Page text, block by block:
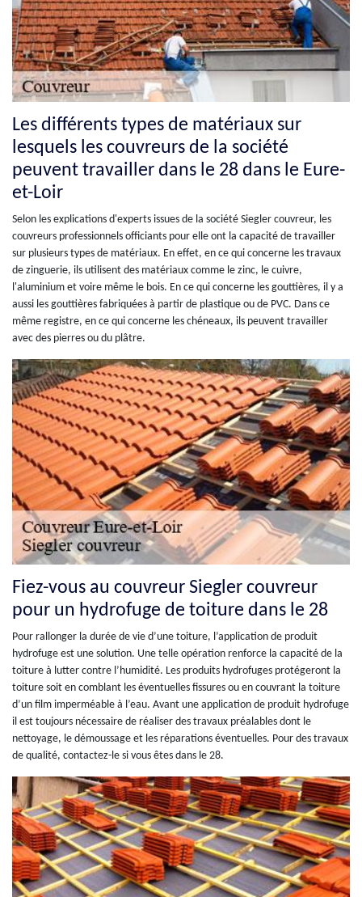
Les différents types de matériaux sur
lesquels les couvreurs de la société
peuvent travailler dans le 28 dans le Eure-
et-Loir
Selon les explications d'experts issues de la société Siegler couvreur, les
couvreurs professionnels officiants pour elle ont la capacité de travailler
sur plusieurs types de matériaux. En effet, en ce qui concerne les travaux
de zinguerie, ils utilisent des matériaux comme le zinc, le cuivre,
l'aluminium et voire même le bois. En ce qui concerne les gouttières, il y a
aussi les gouttières fabriquées à partir de plastique ou de PVC. Dans ce
même registre, en ce qui concerne les chéneaux, ils peuvent travailler
avec des pierres ou du plâtre.
Fiez-vous au couvreur Siegler couvreur
pour un hydrofuge de toiture dans le 28
Pour rallonger la durée de vie d’une toiture, l’application de produit
hydrofuge est une solution. Une telle opération renforce la capacité de la
toiture à lutter contre l’humidité. Les produits hydrofuges protégeront la
toiture soit en comblant les éventuelles fissures ou en couvrant la toiture
d’un film imperméable à l’eau. Avant une application de produit hydrofuge
il est toujours nécessaire de réaliser des travaux préalables dont le
nettoyage, le démoussage et les réparations éventuelles. Pour des travaux
de qualité, contactez-le si vous êtes dans le 28.